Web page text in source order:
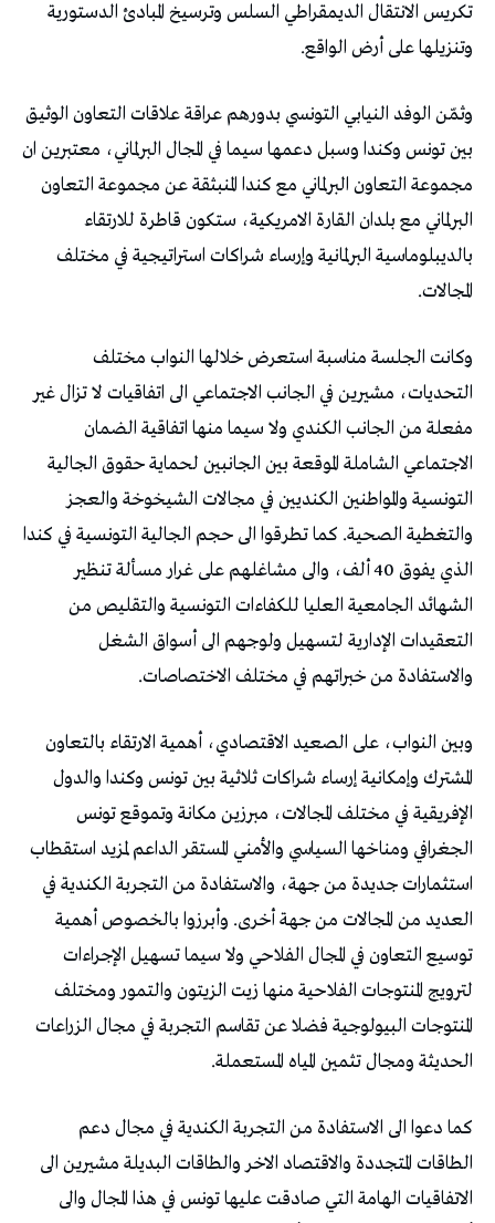
تكريس الانتقال الديمقراطي السلس وترسيخ المبادئ الدستورية
وتنزيلها على أرض الواقع.
وثمّن الوفد النيابي التونسي بدورهم عراقة علاقات التعاون الوثيق
بين تونس وكندا وسبل دعمها سيما في المجال البرلماني، معتبرين ان
مجموعة التعاون البرلماني مع كندا المنبثقة عن مجموعة التعاون
البرلماني مع بلدان القارة الامريكية، ستكون قاطرة للارتقاء
بالديبلوماسية البرلمانية وإرساء شراكات استراتيجية في مختلف
المجالات.
وكانت الجلسة مناسبة استعرض خلالها النواب مختلف
التحديات، مشيرين في الجانب الاجتماعي الى اتفاقيات لا تزال غير
مفعلة من الجانب الكندي ولا سيما منها اتفاقية الضمان
الاجتماعي الشاملة الموقعة بين الجانبين لحماية حقوق الجالية
التونسية والمواطنين الكنديين في مجالات الشيخوخة والعجز
والتغطية الصحية. كما تطرقوا الى حجم الجالية التونسية في كندا
الذي يفوق 40 ألف، والى مشاغلهم على غرار مسألة تنظير
الشهائد الجامعية العليا للكفاءات التونسية والتقليص من
التعقيدات الإدارية لتسهيل ولوجهم الى أسواق الشغل
والاستفادة من خبراتهم في مختلف الاختصاصات.
وبين النواب، على الصعيد الاقتصادي، أهمية الارتقاء بالتعاون
المشترك وإمكانية إرساء شراكات ثلاثية بين تونس وكندا والدول
الإفريقية في مختلف المجالات، مبرزين مكانة وتموقع تونس
الجغرافي ومناخها السياسي والأمني المستقر الداعم لمزيد استقطاب
استثمارات جديدة من جهة، والاستفادة من التجربة الكندية في
العديد من المجالات من جهة أخرى. وأبرزوا بالخصوص أهمية
توسيع التعاون في المجال الفلاحي ولا سيما تسهيل الإجراءات
لترويج المنتوجات الفلاحية منها زيت الزيتون والتمور ومختلف
المنتوجات البيولوجية فضلا عن تقاسم التجربة في مجال الزراعات
الحديثة ومجال تثمين المياه المستعملة.
كما دعوا الى الاستفادة من التجربة الكندية في مجال دعم
الطاقات المتجددة والاقتصاد الاخر والطاقات البديلة مشيرين الى
الاتفاقيات الهامة التي صادقت عليها تونس في هذا المجال والى